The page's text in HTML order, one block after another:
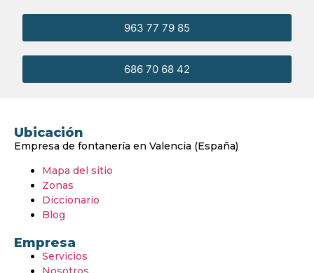
686 70 68 42
963 77 79 85
Ubicación
Empresa de fontanería en Valencia (España)
Mapa del sitio
Zonas
Diccionario
Blog
Empresa
Servicios